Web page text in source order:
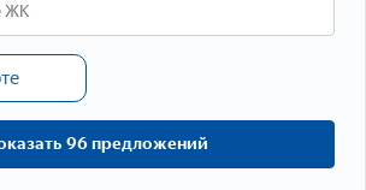
о расположении
96 предложений